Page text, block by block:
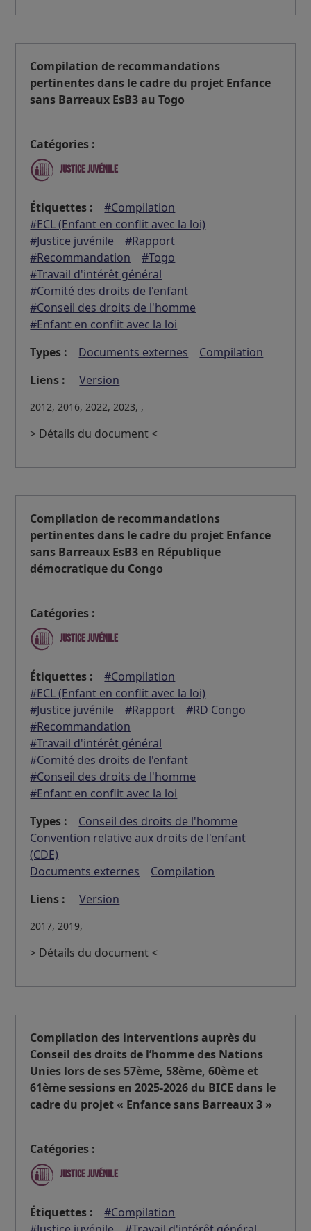
Compilation de recommandations
pertinentes dans le cadre du projet Enfance
sans Barreaux EsB3 au Togo
Catégories :
Justice juvénile
Étiquettes :
#Compilation
#ECL (Enfant en conflit avec la loi)
#Justice juvénile
#Rapport
#Recommandation
#Togo
#Travail d'intérêt général
#Comité des droits de l'enfant
#Conseil des droits de l'homme
#Enfant en conflit avec la loi
Types :
Documents externes
Compilation
Liens :
Version
2012, 2016, 2022, 2023, ,
> Détails du document <
Compilation de recommandations
pertinentes dans le cadre du projet Enfance
sans Barreaux EsB3 en République
démocratique du Congo
Catégories :
Justice juvénile
Étiquettes :
#Compilation
#ECL (Enfant en conflit avec la loi)
#Justice juvénile
#Rapport
#RD Congo
#Recommandation
#Travail d'intérêt général
#Comité des droits de l'enfant
#Conseil des droits de l'homme
#Enfant en conflit avec la loi
Types :
Conseil des droits de l'homme
Convention relative aux droits de l'enfant
(CDE)
Documents externes
Compilation
Liens :
Version
2017, 2019,
> Détails du document <
Compilation des interventions auprès du
Conseil des droits de l’homme des Nations
Unies lors de ses 57ème, 58ème, 60ème et
61ème sessions en 2025-2026 du BICE dans le
cadre du projet « Enfance sans Barreaux 3 »
Catégories :
Justice juvénile
Étiquettes :
#Compilation